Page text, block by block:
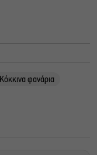
Κόκκινα φανάρια